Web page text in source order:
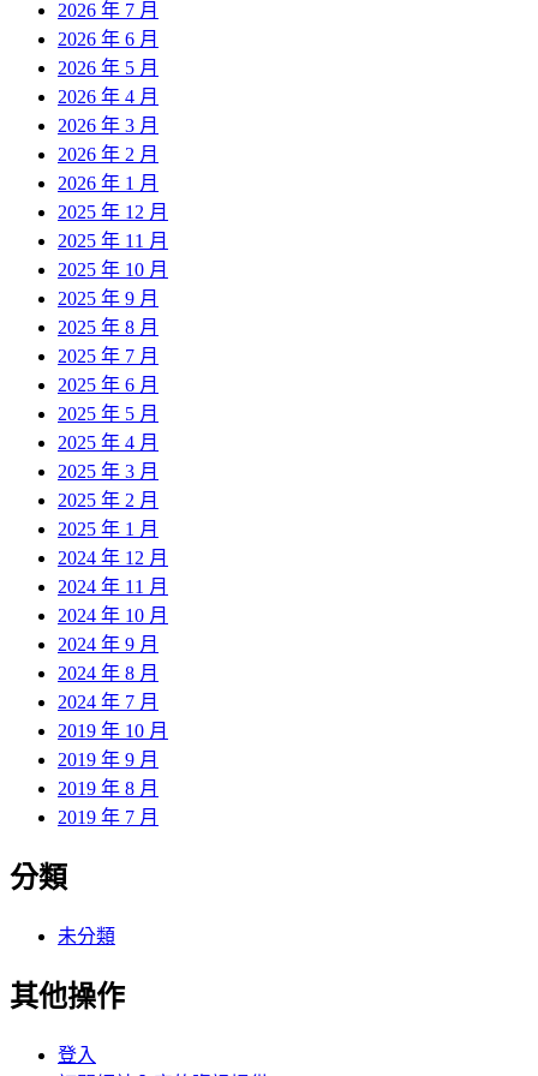
2026 年 7 月
2026 年 6 月
2026 年 5 月
2026 年 4 月
2026 年 3 月
2026 年 2 月
2026 年 1 月
2025 年 12 月
2025 年 11 月
2025 年 10 月
2025 年 9 月
2025 年 8 月
2025 年 7 月
2025 年 6 月
2025 年 5 月
2025 年 4 月
2025 年 3 月
2025 年 2 月
2025 年 1 月
2024 年 12 月
2024 年 11 月
2024 年 10 月
2024 年 9 月
2024 年 8 月
2024 年 7 月
2019 年 10 月
2019 年 9 月
2019 年 8 月
2019 年 7 月
分類
未分類
其他操作
登入